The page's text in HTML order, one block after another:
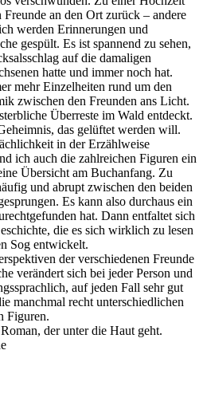
an den Ort zurück – andere
werden Erinnerungen und
gespült. Es ist spannend zu sehen,
auf die damaligen
hatte und immer noch hat.
mehr Einzelheiten rund um den
zwischen den Freunden ans Licht.
Überreste im Wald entdeckt.
das gelüftet werden will.
in der Erzählweise
ich auch die zahlreichen Figuren ein
Übersicht am Buchanfang. Zu
und abrupt zwischen den beiden
Es kann also durchaus ein
hat. Dann entfaltet sich
die es sich wirklich zu lesen
Sog entwickelt.
der verschiedenen Freunde
verändert sich bei jeder Person und
auf jeden Fall sehr gut
manchmal recht unterschiedlichen
Figuren.
der unter die Haut geht.